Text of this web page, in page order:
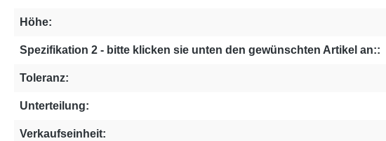
Höhe:
Spezifikation 2 - bitte klicken sie unten den gewünschten Artikel an::
Toleranz:
Unterteilung:
Verkaufseinheit: